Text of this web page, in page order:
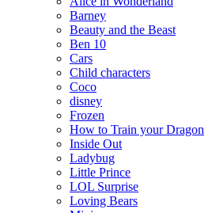
Barney
Beauty and the Beast
Ben 10
Cars
Child characters
Coco
disney
Frozen
How to Train your Dragon
Inside Out
Ladybug
Little Prince
LOL Surprise
Loving Bears